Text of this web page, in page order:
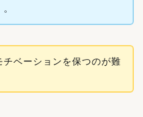
チベーションを保つのが難